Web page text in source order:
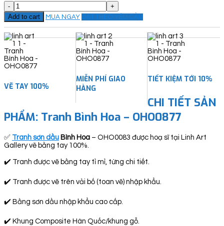
Tranh
Bình
Hoa
-
OHO0877
quantity
Add to cart MUA NGAY ĐẶT THEO YÊU CẦU
VẼ TAY 100%
MIỄN PHÍ GIAO
HÀNG
TIẾT KIỆM TỚI 10%
CHI TIẾT SẢN
PHẨM: Tranh Bình Hoa – OHO0877
✅ Tranh sơn dầu Bình Hoa – OHO0083 được hoạ sĩ tại Linh Art
Gallery vẽ bằng tay 100%.
✔️ Tranh được vẽ bằng tay tỉ mỉ, từng chi tiết.
✔️ Tranh được vẽ trên vải bố (toan vẽ) nhập khẩu.
✔️ Bằng sơn dầu nhập khẩu cao cấp.
✔️ Khung Composite Hàn Quốc/khung gỗ.